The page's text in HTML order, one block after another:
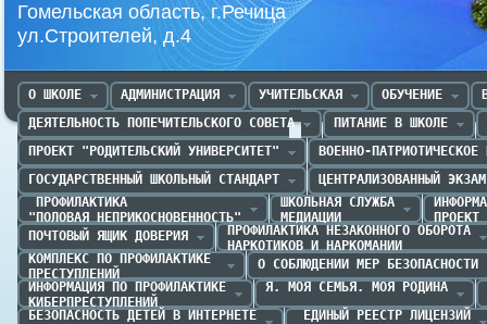
Гомельская область, г.Речица
ул.Строителей, д.4
О ШКОЛЕ АДМИНИСТРАЦИЯ УЧИТЕЛЬСКАЯ ОБУЧЕНИЕ
ДЕЯТЕЛЬНОСТЬ ПОПЕЧИТЕЛЬСКОГО СОВЕТА
ПИТАНИЕ В ШКОЛЕ
ПРОЕКТ "РОДИТЕЛЬСКИЙ УНИВЕРСИТЕТ"
ВОЕННО-ПАТРИОТИЧЕСКОЕ
ГОСУДАРСТВЕННЫЙ ШКОЛЬНЫЙ СТАНДАРТ
ЦЕНТРАЛИЗОВАННЫЙ
ПРОФИЛАКТИКА
"ПОЛОВАЯ НЕПРИКОСНОВЕННОСТЬ"
ШКОЛЬНАЯ СЛУЖБА
МЕДИАЦИИ
ПОЧТОВЫЙ ЯЩИК ДОВЕРИЯ
ПРОФИЛАКТИКА НЕЗАКОННОГО ОБОРОТА
НАРКОТИКОВ И НАРКОМАНИИ
КОМПЛЕКС ПО ПРОФИЛАКТИКЕ
ПРЕСТУПЛЕНИЙ
О СОБЛЮДЕНИИ МЕР БЕЗОПАСНОСТИ
ИНФОРМАЦИЯ ПО ПРОФИЛАКТИКЕ
КИБЕРПРЕСТУПЛЕНИЙ
Я. МОЯ СЕМЬЯ. МОЯ РОДИНА
БЕЗОПАСНОСТЬ ДЕТЕЙ В ИНТЕРНЕТЕ
ЕДИНЫЙ РЕЕСТР ЛИЦЕНЗИЙ